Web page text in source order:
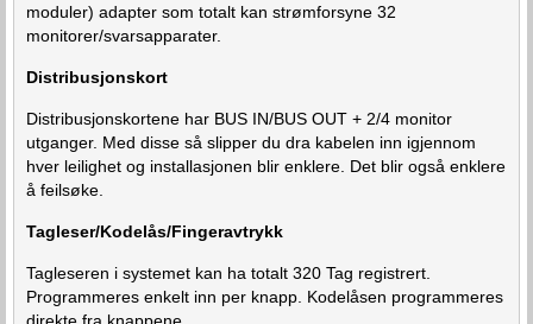
moduler) adapter som totalt kan strømforsyne 32
monitorer/svarsapparater.
Distribusjonskort
Distribusjonskortene har BUS IN/BUS OUT + 2/4 monitor
utganger. Med disse så slipper du dra kabelen inn igjennom
hver leilighet og installasjonen blir enklere. Det blir også enklere
å feilsøke.
Tagleser/Kodelås/Fingeravtrykk
Tagleseren i systemet kan ha totalt 320 Tag registrert.
Programmeres enkelt inn per knapp. Kodelåsen programmeres
direkte fra knappene.